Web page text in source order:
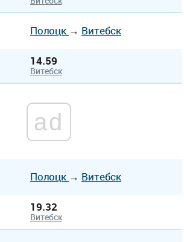
Полоцк → Витебск
14.59
Витебск
ad
Полоцк → Витебск
19.32
Витебск